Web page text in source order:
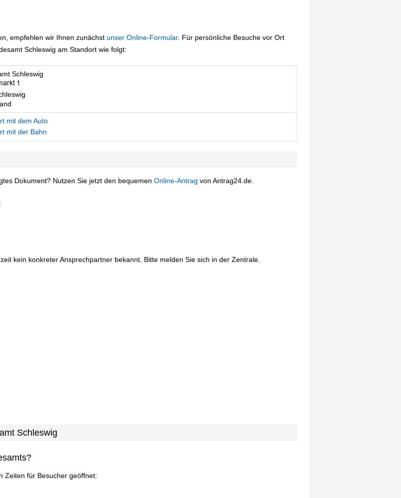
empfehlen wir Ihnen zunächst unser Online-Formular. Für persönliche Besuche vor Ort
Schleswig am Standort wie folgt:
Schleswig
mit dem Auto
mit der Bahn
Dokument? Nutzen Sie jetzt den bequemen Online-Antrag von Antrag24.de.
kein konkreter Ansprechpartner bekannt. Bitte melden Sie sich in der Zentrale.
Schleswig
Zeiten für Besucher geöffnet: